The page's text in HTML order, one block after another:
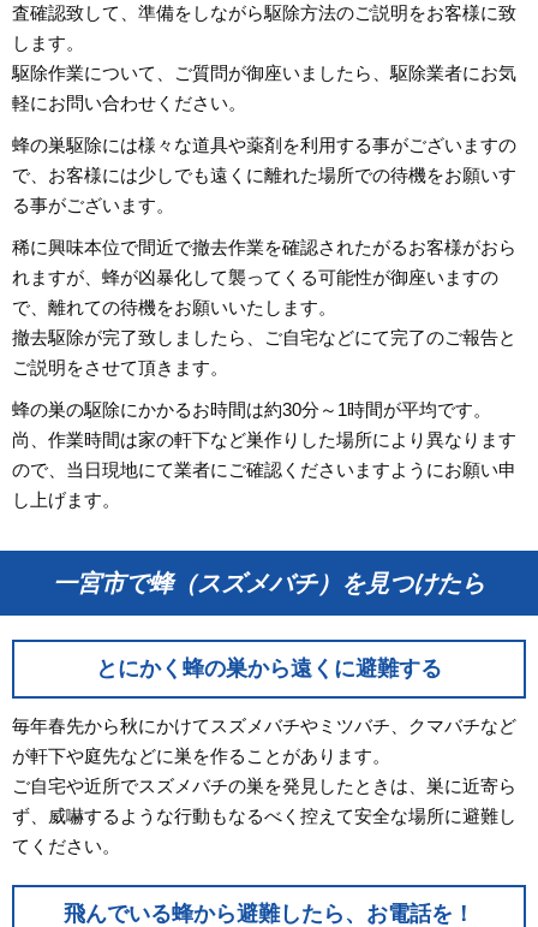
査確認致して、準備をしながら駆除方法のご説明をお客様に致
します。
駆除作業について、ご質問が御座いましたら、駆除業者にお気
軽にお問い合わせください。
蜂の巣駆除には様々な道具や薬剤を利用する事がございますの
で、お客様には少しでも遠くに離れた場所での待機をお願いす
る事がございます。
稀に興味本位で間近で撤去作業を確認されたがるお客様がおら
れますが、蜂が凶暴化して襲ってくる可能性が御座いますの
で、離れての待機をお願いいたします。
撤去駆除が完了致しましたら、ご自宅などにて完了のご報告と
ご説明をさせて頂きます。
蜂の巣の駆除にかかるお時間は約30分～1時間が平均です。
尚、作業時間は家の軒下など巣作りした場所により異なります
ので、当日現地にて業者にご確認くださいますようにお願い申
し上げます。
一宮市で蜂（スズメバチ）を見つけたら
とにかく蜂の巣から遠くに避難する
毎年春先から秋にかけてスズメバチやミツバチ、クマバチなど
が軒下や庭先などに巣を作ることがあります。
ご自宅や近所でスズメバチの巣を発見したときは、巣に近寄ら
ず、威嚇するような行動もなるべく控えて安全な場所に避難し
てください。
飛んでいる蜂から避難したら、お電話を！